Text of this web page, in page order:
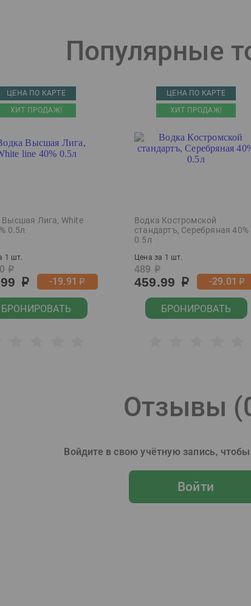
Популярные
ЦЕНА ПО КАРТЕ
ХИТ ПРОДАЖ!
Высшая Лига, White
0.5л
1 шт.
р
р -19.91 р
БРОНИРОВАТЬ
ЦЕНА ПО КАРТЕ
ХИТ ПРОДАЖ!
Водка Костромской
стандартъ, Серебряная 40%
0.5л
Цена за 1 шт.
489 р
459.99 р -29.01 р
БРОНИРОВАТЬ
Отзывы (
Войдите в свою учётную запись,
Войти